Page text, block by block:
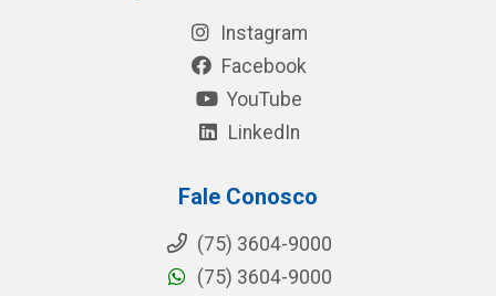
Instagram
Facebook
YouTube
LinkedIn
Fale Conosco
(75) 3604-9000
(75) 3604-9000